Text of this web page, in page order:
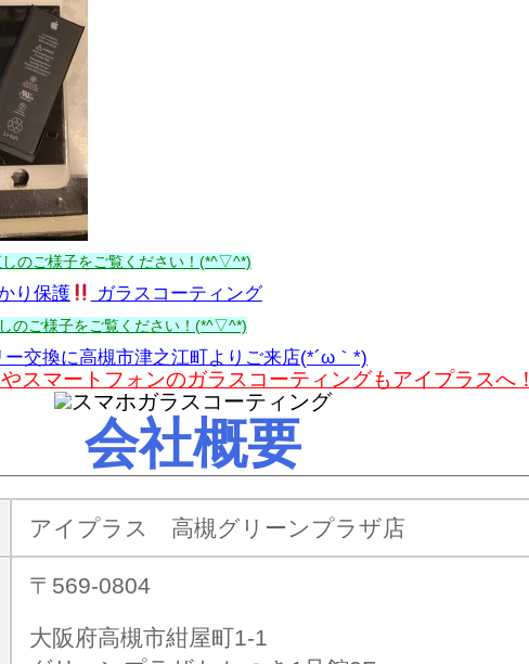
のご様子をご覧ください！(*^▽^*)
り保護 ガラスコーティング
のご様子をご覧ください！(*^▽^*)
ー交換に高槻市津之江町よりご来店(*´ω｀*)
スマートフォンのガラスコーティングもアイプラスへ！
会社概要
アイプラス 高槻グリーンプラザ店
〒569-0804
大阪府高槻市紺屋町1-1